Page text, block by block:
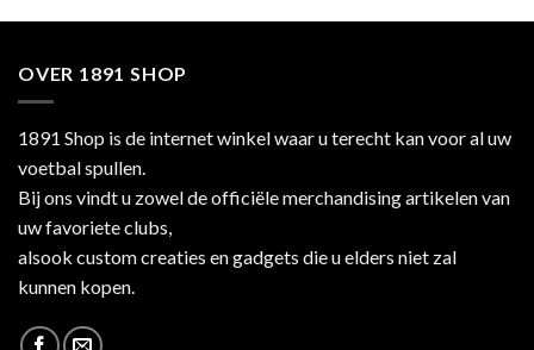
OVER 1891 SHOP
1891 Shop is de internet winkel waar u terecht kan voor al uw
voetbal spullen.
Bij ons vindt u zowel de officiële merchandising artikelen van
uw favoriete clubs,
alsook custom creaties en gadgets die u elders niet zal
kunnen kopen.